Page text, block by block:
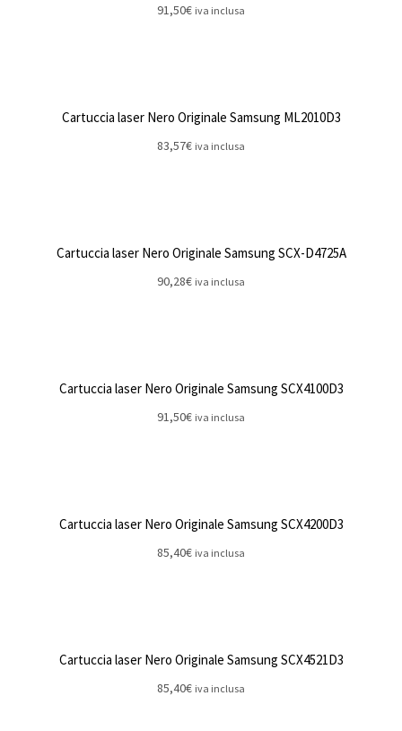
91,50€ iva inclusa
Cartuccia laser Nero Originale Samsung ML2010D3
83,57€ iva inclusa
Cartuccia laser Nero Originale Samsung SCX-D4725A
90,28€ iva inclusa
Cartuccia laser Nero Originale Samsung SCX4100D3
91,50€ iva inclusa
Cartuccia laser Nero Originale Samsung SCX4200D3
85,40€ iva inclusa
Cartuccia laser Nero Originale Samsung SCX4521D3
85,40€ iva inclusa